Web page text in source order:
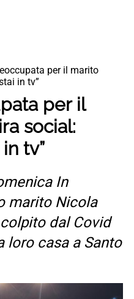
per il marito
in tv”
per il
social:
tv”
In
marito Nicola
dal Covid
loro casa a Santo